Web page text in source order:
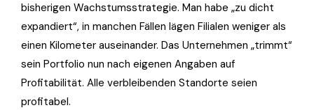
bisherigen Wachstumsstrategie. Man habe „zu dicht
expandiert“, in manchen Fällen lägen Filialen weniger als
einen Kilometer auseinander. Das Unternehmen „trimmt“
sein Portfolio nun nach eigenen Angaben auf
Profitabilität. Alle verbleibenden Standorte seien
profitabel.